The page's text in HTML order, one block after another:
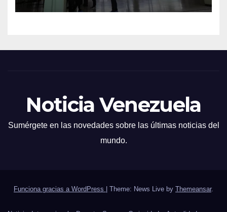
Noticia Venezuela
Sumérgete en las novedades sobre las últimas noticias del
mundo.
Funciona gracias a WordPress Theme: News Live by Themeansar.